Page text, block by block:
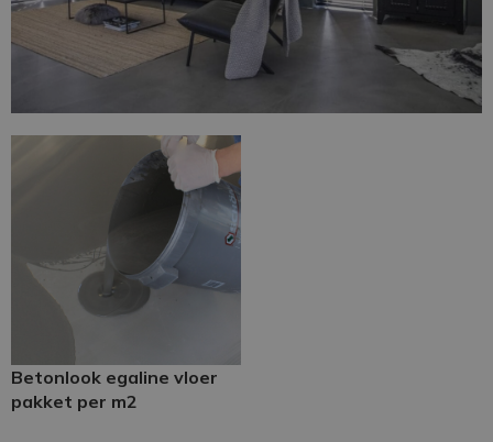
Betonlook egaline vloer
pakket per m2